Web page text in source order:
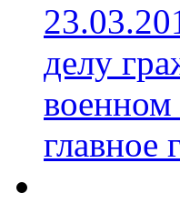
делу
военном
главное